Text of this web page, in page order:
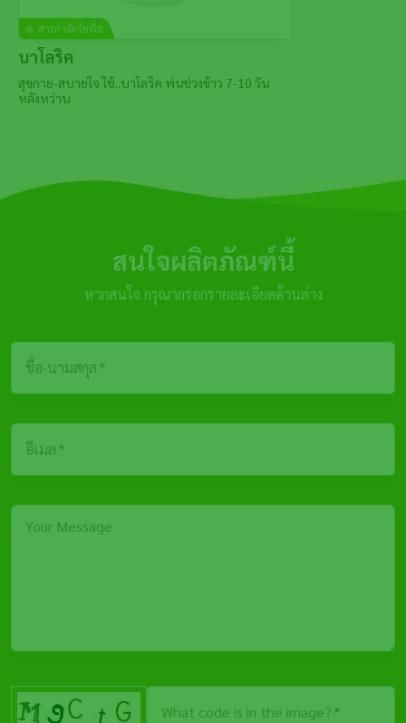
สารกำจัดวัชพืช
บาโลริค
สุขกาย-สบายใจ ใช้..บาโลริค พ่นช่วงข้าว 7-10 วัน
หลังหว่าน
สนใจผลิตภัณฑ์นี้
หากสนใจ กรุณากรอกรายละเอียดด้านล่าง
ชื่อ-นามสกุล
อีเมล
Your Message
What code is in the image?